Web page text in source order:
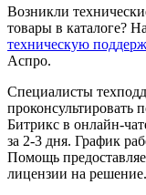
Возникли
товары в каталоге?
техническую
Аспро.
Специалисты
проконсультировать
Битрикс в онлайн-
за 2-3 дня. График
Помощь
лицензии на решение.